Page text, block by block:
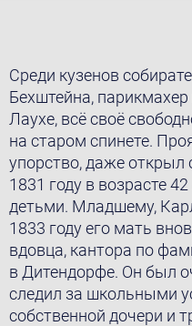
Среди кузенов
Бехштейна,
Лаухе, всё своё
на старом спинете.
упорство, даже открыл
1831 году в возрасте
детьми. Младшему,
1833 году его мать
вдовца, кантора по
в Дитендорфе. Он был
следил за школьными
собственной дочери и